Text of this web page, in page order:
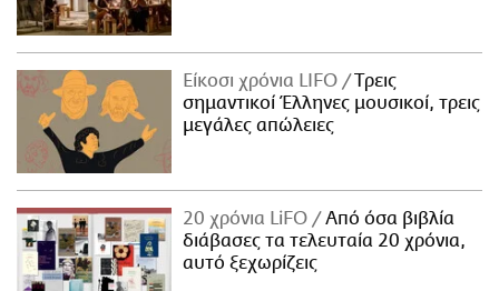
Είκοσι χρόνια LIFO
Tρεις
σημαντικοί Έλληνες μουσικοί, τρεις
μεγάλες απώλειες
20 χρόνια LiFO
Από όσα βιβλία
διάβασες τα τελευταία 20 χρόνια,
αυτό ξεχωρίζεις